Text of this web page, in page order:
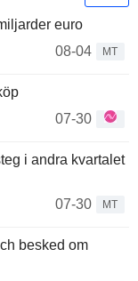
euro
08-04
MT
07-30
i andra kvartalet
07-30
MT
besked om